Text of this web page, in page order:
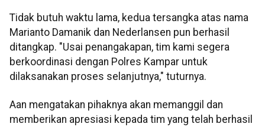
Tidak butuh waktu lama, kedua tersangka atas nama
Marianto Damanik dan Nederlansen pun berhasil
ditangkap. "Usai penangakapan, tim kami segera
berkoordinasi dengan Polres Kampar untuk
dilaksanakan proses selanjutnya," tuturnya.
Aan mengatakan pihaknya akan memanggil dan
memberikan apresiasi kepada tim yang telah berhasil